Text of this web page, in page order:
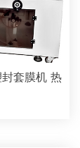
套膜机 热